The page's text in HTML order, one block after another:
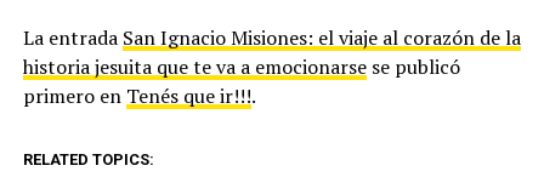
La entrada San Ignacio Misiones: el viaje al corazón de la
historia jesuita que te va a emocionarsese publicó
primero en Tenés que ir!!!.
RELATED TOPICS: